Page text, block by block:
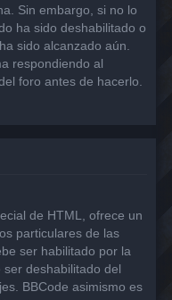
Sin embargo, si no lo
ha sido deshabilitado o
sido alcanzado aún.
respondiendo al
foro antes de hacerlo.
de HTML, ofrece un
particulares de las
ser habilitado por la
deshabilitado del
BBCode asimismo es